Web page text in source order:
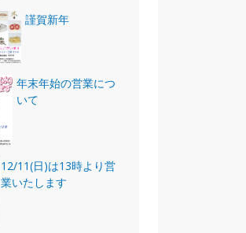
謹賀新年
年末年始の営業につ
いて
12/11(日)は13時より営
業いたします